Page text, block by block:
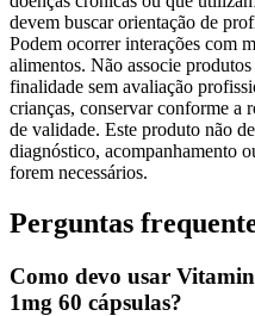
devem buscar orientação de
Podem ocorrer interações com
alimentos. Não associe
finalidade sem avaliação
crianças, conservar conforme a
de validade. Este produto não
diagnóstico, acompanhamento
forem necessários.
Perguntas
Como devo usar
1mg 60 cápsulas?